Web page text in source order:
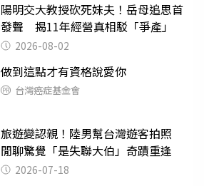
陽明交大教授砍死妹夫！岳母追思首
發聲 揭11年經營真相駁「爭產」
2026-08-02
做到這點才有資格說愛你
台灣癌症基金會
旅遊變認親！陸男幫台灣遊客拍照
閒聊驚覺「是失聯大伯」奇蹟重逢
2026-07-18